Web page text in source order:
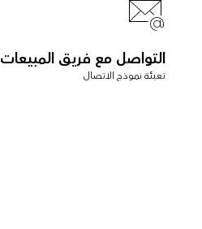
التواصل مع فريق المبيعات
تعبئة نموذج الاتصال